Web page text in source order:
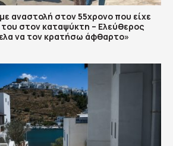
αναστολή στον 55χρονο που είχε
στον καταψύκτη – Ελεύθερος
να τον κρατήσω άφθαρτο»